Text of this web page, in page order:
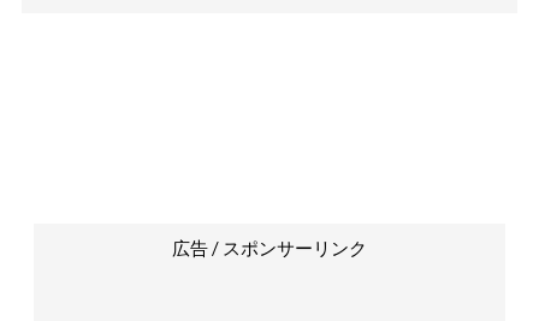
広告 / スポンサーリンク